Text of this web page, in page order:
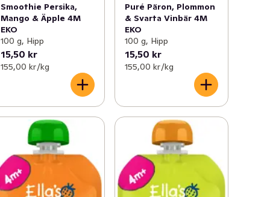
Smoothie Persika,
Mango & Äpple 4M
EKO
100 g, Hipp
15,50 kr
155,00 kr /kg
Puré Päron, Plommon
& Svarta Vinbär 4M
EKO
100 g, Hipp
15,50 kr
155,00 kr /kg